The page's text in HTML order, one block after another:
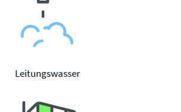
Leitungswasser